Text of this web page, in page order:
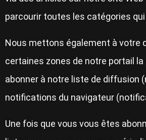
parcourir toutes les catégories
Nous mettons également à votre
certaines zones de notre portail
abonner à notre liste de diffusion
notifications du navigateur
Une fois que vous vous êtes